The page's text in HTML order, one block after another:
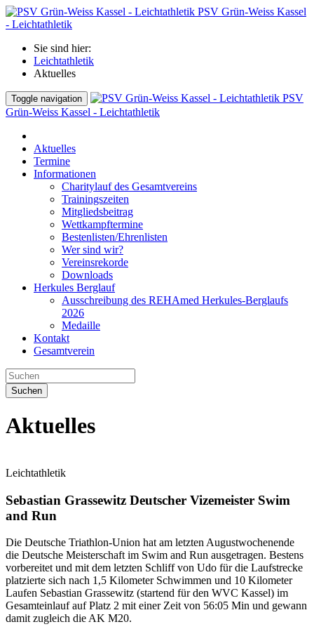
PSV Grün-Weiss Kassel
- Leichtathletik
Sie sind hier:
Leichtathletik
Aktuelles
Toggle navigation
PSV
Grün-Weiss Kassel - Leichtathletik
Aktuelles
Termine
Informationen
Charitylauf des Gesamtvereins
Trainingszeiten
Mitgliedsbeitrag
Wettkampftermine
Bestenlisten/Ehrenlisten
Wer sind wir?
Vereinsrekorde
Downloads
Herkules Berglauf
Ausschreibung des REHAmed Herkules-Berglaufs
2026
Medaille
Kontakt
Gesamtverein
Suchen
Aktuelles
Leichtathletik
Sebastian Grassewitz Deutscher Vizemeister Swim
and Run
Die Deutsche Triathlon-Union hat am letzten Augustwochenende
die Deutsche Meisterschaft im Swim and Run ausgetragen. Bestens
vorbereitet und mit dem letzten Schliff von Udo für die Laufstrecke
platzierte sich nach 1,5 Kilometer Schwimmen und 10 Kilometer
Laufen Sebastian Grassewitz (startend für den WVC Kassel) im
Gesamteinlauf auf Platz 2 mit einer Zeit von 56:05 Min und gewann
damit zugleich die AK M20.